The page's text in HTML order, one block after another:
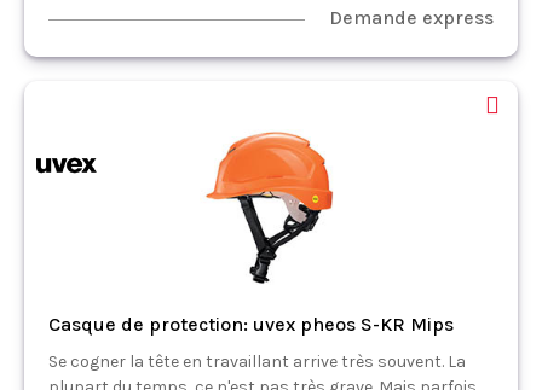
Demande express
Casque de protection: uvex pheos S-KR Mips
Se cogner la tête en travaillant arrive très souvent. La